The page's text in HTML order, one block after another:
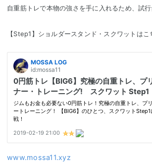
自重筋トレで本物の強さを手に入れるため、試
【Step1】ショルダースタンド・スクワットはこ
www.mossa11.xyz